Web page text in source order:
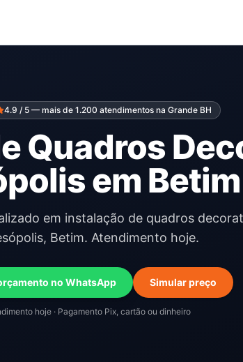
4.9 / 5 — mais de 1.200 atendimentos na Grande BH
Quadros
em
em instalação de quadros
Betim. Atendimento hoje.
no WhatsApp Simular preço
hoje · Pagamento Pix, cartão ou dinheiro